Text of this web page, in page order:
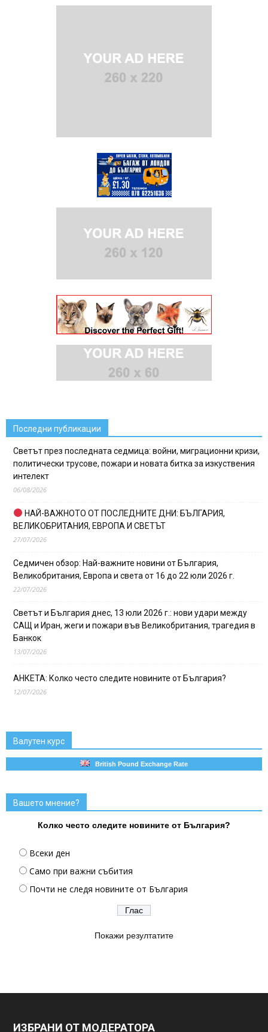
Последни публикации
Светът през последната седмица: войни, миграционни кризи,
политически трусове, пожари и новата битка за изкуствения
интелект
06/08/2026
НАЙ-ВАЖНОТО ОТ ПОСЛЕДНИТЕ ДНИ: БЪЛГАРИЯ,
ВЕЛИКОБРИТАНИЯ, ЕВРОПА И СВЕТЪТ
27/07/2026
Седмичен обзор: Най-важните новини от България,
Великобритания, Европа и света от 16 до 22 юли 2026 г.
22/07/2026
Светът и България днес, 13 юли 2026 г.: нови удари между
САЩ и Иран, жеги и пожари във Великобритания, трагедия в
Банкок
13/07/2026
АНКЕТА: Колко често следите новините от България?
12/07/2026
Валутен курс
British Pound Exchange Rate
Вашето мнение?
Колко често следите новините от България?
Всеки ден
Само при важни събития
Почти не следя новините от България
Покажи резултатите
ИЗБРАНИ ОТ МОДЕРАТОРА